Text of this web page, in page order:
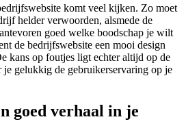
komt veel kijken. Zo moet
helder verwoorden, alsmede de
goed welke boodschap je wilt
de bedrijfswebsite een mooi design
kans op foutjes ligt echter altijd op de
je gelukkig de gebruikerservaring op je
goed verhaal in je